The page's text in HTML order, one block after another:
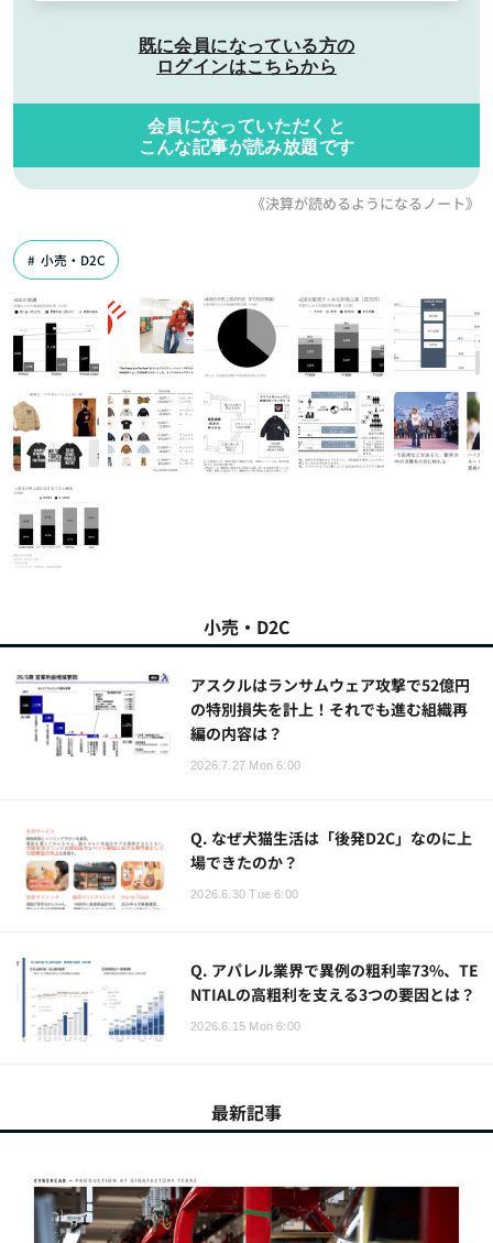
既に会員になっている方の
ログインはこちらから
会員になっていただくと
こんな記事が読み放題です
《決算が読めるようになるノート》
小売・D2C
小売・D2C
アスクルはランサムウェア攻撃で52億円
の特別損失を計上！それでも進む組織再
編の内容は？
2026.7.27 Mon 6:00
Q. なぜ犬猫生活は「後発D2C」なのに上
場できたのか？
2026.6.30 Tue 6:00
Q. アパレル業界で異例の粗利率73%、TE
NTIALの高粗利を支える3つの要因とは？
2026.6.15 Mon 6:00
最新記事